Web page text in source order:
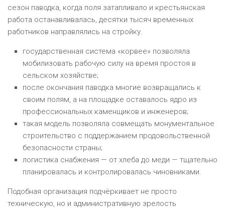
сезон паводка, когда поля затапливало и крестьянская
работа останавливалась, десятки тысяч временных
работников направлялись на стройку.
государственная система «корвее» позволяла
мобилизовать рабочую силу на время простоя в
сельском хозяйстве;
после окончания паводка многие возвращались к
своим полям, а на площадке оставалось ядро из
профессиональных каменщиков и инженеров;
такая модель позволяла совмещать монументальное
строительство с поддержанием продовольственной
безопасности страны;
логистика снабжения — от хлеба до меди — тщательно
планировалась и контролировалась чиновниками.
Подобная организация подчёркивает не просто
техническую, но и административную зрелость